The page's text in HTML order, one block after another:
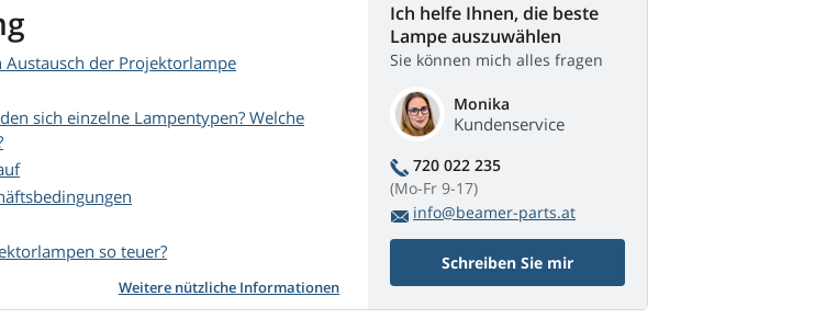
der Projektorlampe
sich einzelne Lampentypen? Welche
so teuer?
Weitere nützliche Informationen
Ich helfe Ihnen, die beste
Lampe auszuwählen
Sie können mich alles fragen
Monika
Kundenservice
720 022 235
(Mo-Fr 9-17)
info@beamer-parts.at
Schreiben Sie mir